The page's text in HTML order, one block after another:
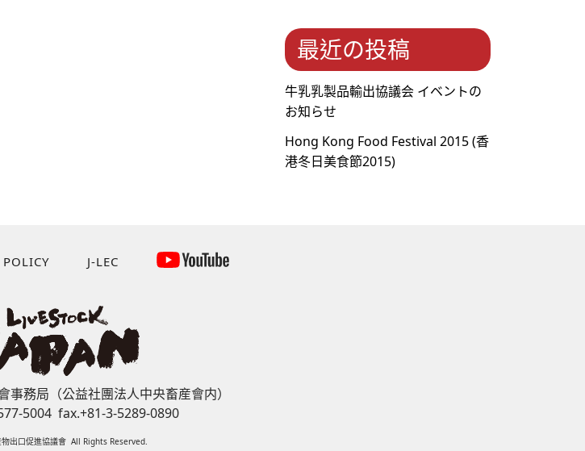
最近の投稿
牛乳乳製品輸出協議会 イベントの
お知らせ
Hong Kong Food Festival 2015 (⾹
港冬⽇美⾷節2015)
POLICY J-LEC
事務局（公益社團法人中央畜産會内）
5004 fax.+81-3-5289-0890
出口促進協議會 All Rights Reserved.